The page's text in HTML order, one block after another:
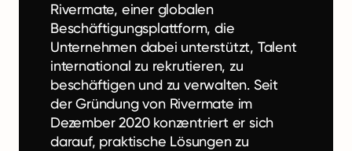
Rivermate, einer globalen
Beschäftigungsplattform, die
Unternehmen dabei unterstützt, Talent
international zu rekrutieren, zu
beschäftigen und zu verwalten. Seit
der Gründung von Rivermate im
Dezember 2020 konzentriert er sich
darauf, praktische Lösungen zu